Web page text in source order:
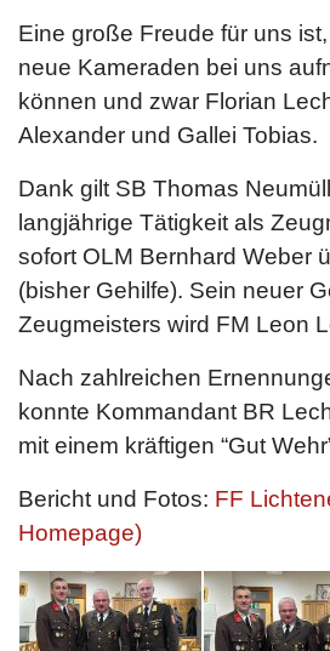
Eine große Freude für uns
neue Kameraden bei uns
können und zwar Florian
Alexander und Gallei Tobias.
Dank gilt SB Thomas
langjährige Tätigkeit als
sofort OLM Bernhard Weber
(bisher Gehilfe). Sein neuer
Zeugmeisters wird FM Leon
Nach zahlreichen
konnte Kommandant BR
mit einem kräftigen “Gut
Bericht und Fotos: FF
Homepage)